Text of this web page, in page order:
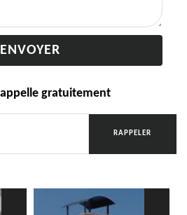
gratuitement